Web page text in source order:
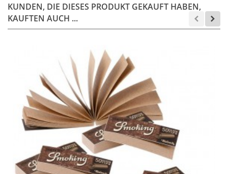
KUNDEN, DIE DIESES PRODUKT GEKAUFT HABEN,
KAUFTEN AUCH ...